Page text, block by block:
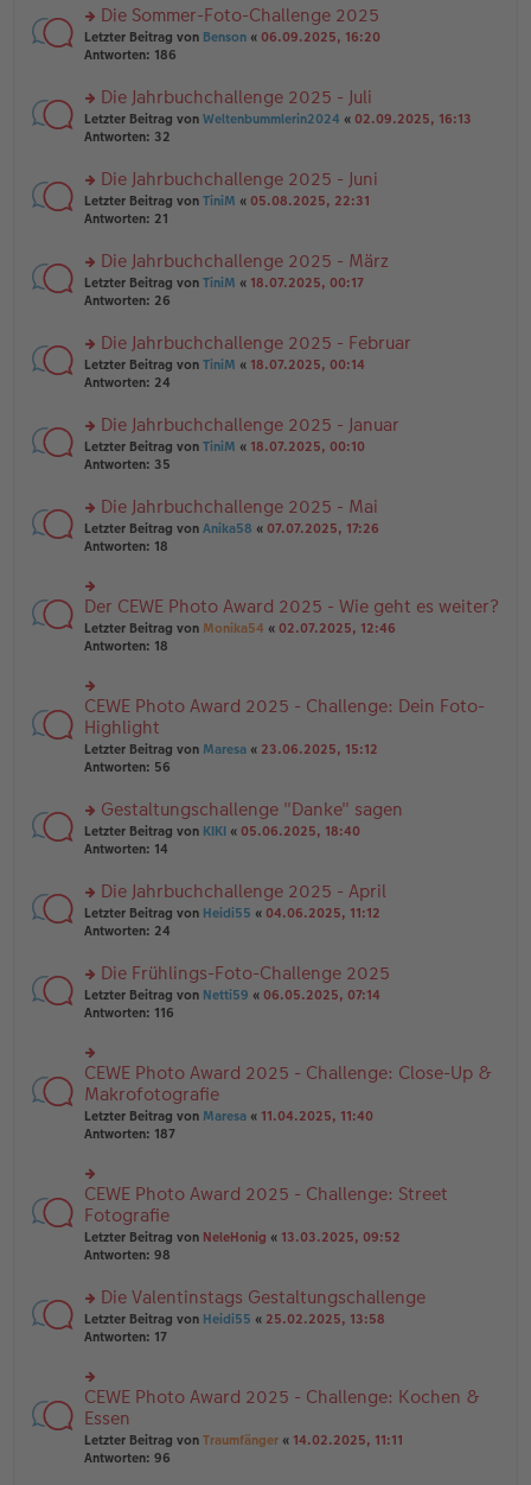
e
n
er
tr
a
g
n
g
el
e
n
er
tr
a
g
rs
te
n
g
el
e
n
er
tr
a
g
Die Sommer-Foto-Challenge 2025
Letzter Beitrag von Benson « 06.09.2025, 16:20
Antworten: 186
rs
te
n
g
el
e
n
er
tr
a
g
Die Jahrbuchchallenge 2025 - Juli
Letzter Beitrag von Weltenbummlerin2024 « 02.09.2025, 16:13
Antworten: 32
rs
te
n
g
el
e
n
er
tr
a
g
Die Jahrbuchchallenge 2025 - Juni
Letzter Beitrag von TiniM « 05.08.2025, 22:31
Antworten: 21
rs
te
n
g
el
e
n
er
tr
a
g
Die Jahrbuchchallenge 2025 - März
Letzter Beitrag von TiniM « 18.07.2025, 00:17
Antworten: 26
rs
te
n
g
el
e
n
er
tr
a
g
Die Jahrbuchchallenge 2025 - Februar
Letzter Beitrag von TiniM « 18.07.2025, 00:14
Antworten: 24
rs
te
n
g
el
e
n
er
B
a
g
Die Jahrbuchchallenge 2025 - Januar
Letzter Beitrag von TiniM « 18.07.2025, 00:10
Antworten: 35
rs
te
u
n
g
el
es
n
er
B
ei
tr
a
Die Jahrbuchchallenge 2025 - Mai
Letzter Beitrag von Anika58 « 07.07.2025, 17:26
Antworten: 18
rs
te
r
g
el
es
e
n
ei
tr
a
Der CEWE Photo Award 2025 - Wie geht es weiter?
Letzter Beitrag von Monika54 « 02.07.2025, 12:46
Antworten: 18
rs
te
r
u
n
el
es
e
B
ei
tr
g
CEWE Photo Award 2025 - Challenge: Dein Foto-
Highlight
Letzter Beitrag von Maresa « 23.06.2025, 15:12
Antworten: 56
rs
te
n
g
el
e
n
er
tr
a
g
Gestaltungschallenge "Danke" sagen
Letzter Beitrag von KIKI « 05.06.2025, 18:40
Antworten: 14
rs
te
n
g
el
e
n
er
B
ei
tr
g
Die Jahrbuchchallenge 2025 - April
Letzter Beitrag von Heidi55 « 04.06.2025, 11:12
Antworten: 24
rs
te
u
n
g
el
es
e
er
B
ei
tr
a
g
Die Frühlings-Foto-Challenge 2025
Letzter Beitrag von Netti59 « 06.05.2025, 07:14
Antworten: 116
rs
te
r
u
n
el
es
e
n
er
tr
a
g
CEWE Photo Award 2025 - Challenge: Close-Up &
Makrofotografie
Letzter Beitrag von Maresa « 11.04.2025, 11:40
Antworten: 187
rs
te
r
u
n
el
es
e
er
B
ei
tr
a
g
CEWE Photo Award 2025 - Challenge: Street
Fotografie
Letzter Beitrag von NeleHonig « 13.03.2025, 09:52
Antworten: 98
rs
te
u
n
g
el
es
e
Die Valentinstags Gestaltungschallenge
Letzter Beitrag von Heidi55 « 25.02.2025, 13:58
Antworten: 17
rs
te
r
u
n
CEWE Photo Award 2025 - Challenge: Kochen &
Essen
Letzter Beitrag von Traumfänger « 14.02.2025, 11:11
Antworten: 96